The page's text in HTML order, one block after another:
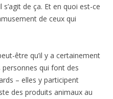
s’agit de ça. Et en quoi est-ce
de ceux qui
être qu’il y a certainement
qui font des
– elles y participent
des produits animaux au